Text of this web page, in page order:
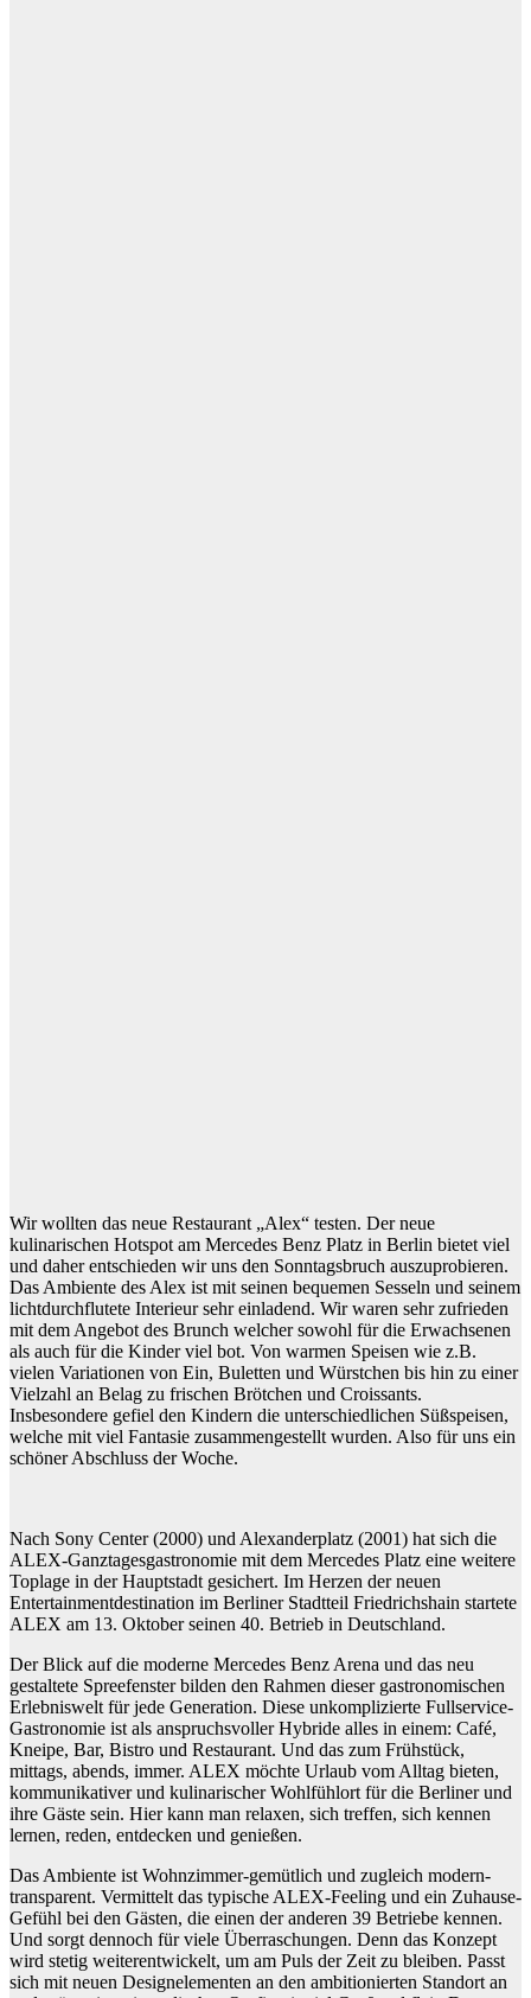
Wir wollten das neue Restaurant „Alex“ testen. Der neue
kulinarischen Hotspot am Mercedes Benz Platz in Berlin bietet viel
und daher entschieden wir uns den Sonntagsbruch auszuprobieren.
Das Ambiente des Alex ist mit seinen bequemen Sesseln und seinem
lichtdurchflutete Interieur sehr einladend. Wir waren sehr zufrieden
mit dem Angebot des Brunch welcher sowohl für die Erwachsenen
als auch für die Kinder viel bot. Von warmen Speisen wie z.B.
vielen Variationen von Ein, Buletten und Würstchen bis hin zu einer
Vielzahl an Belag zu frischen Brötchen und Croissants.
Insbesondere gefiel den Kindern die unterschiedlichen Süßspeisen,
welche mit viel Fantasie zusammengestellt wurden. Also für uns ein
schöner Abschluss der Woche.
Nach Sony Center (2000) und Alexanderplatz (2001) hat sich die
ALEX-Ganztagesgastronomie mit dem Mercedes Platz eine weitere
Toplage in der Hauptstadt gesichert. Im Herzen der neuen
Entertainmentdestination im Berliner Stadtteil Friedrichshain startete
ALEX am 13. Oktober seinen 40. Betrieb in Deutschland.
Der Blick auf die moderne Mercedes Benz Arena und das neu
gestaltete Spreefenster bilden den Rahmen dieser gastronomischen
Erlebniswelt für jede Generation. Diese unkomplizierte Fullservice-
Gastronomie ist als anspruchsvoller Hybride alles in einem: Café,
Kneipe, Bar, Bistro und Restaurant. Und das zum Frühstück,
mittags, abends, immer. ALEX möchte Urlaub vom Alltag bieten,
kommunikativer und kulinarischer Wohlfühlort für die Berliner und
ihre Gäste sein. Hier kann man relaxen, sich treffen, sich kennen
lernen, reden, entdecken und genießen.
Das Ambiente ist Wohnzimmer-gemütlich und zugleich modern-
transparent. Vermittelt das typische ALEX-Feeling und ein Zuhause-
Gefühl bei den Gästen, die einen der anderen 39 Betriebe kennen.
Und sorgt dennoch für viele Überraschungen. Denn das Konzept
wird stetig weiterentwickelt, um am Puls der Zeit zu bleiben. Passt
sich mit neuen Designelementen an den ambitionierten Standort an